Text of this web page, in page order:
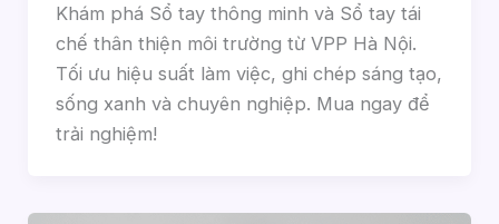
Khám phá Sổ tay thông minh và Sổ tay tái
chế thân thiện môi trường từ VPP Hà Nội.
Tối ưu hiệu suất làm việc, ghi chép sáng tạo,
sống xanh và chuyên nghiệp. Mua ngay để
trải nghiệm!